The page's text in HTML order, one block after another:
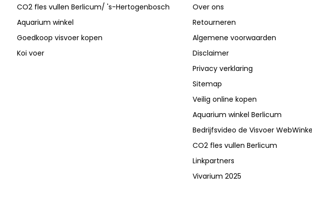
CO2 fles vullen Berlicum/ 's-Hertogenbosch
Aquarium winkel
Goedkoop visvoer kopen
Koi voer
Over ons
Retourneren
Algemene voorwaarden
Disclaimer
Privacy verklaring
Sitemap
Veilig online kopen
Aquarium winkel Berlicum
Bedrijfsvideo de Visvoer
CO2 fles vullen Berlicum
Linkpartners
Vivarium 2025